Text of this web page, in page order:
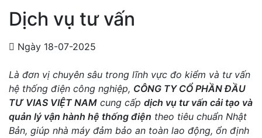
Dịch vụ tư vấn
Ngày 18-07-2025
Là đơn vị chuyên sâu trong lĩnh vực đo kiểm và tư vấn
hệ thống điện công nghiệp, CÔNG TY CỔ PHẦN ĐẦU
TƯ VIAS VIỆT NAM cung cấp dịch vụ tư vấn cải tạo và
quản lý vận hành hệ thống điện theo tiêu chuẩn Nhật
Bản, giúp nhà máy đảm bảo an toàn lao động, ổn định